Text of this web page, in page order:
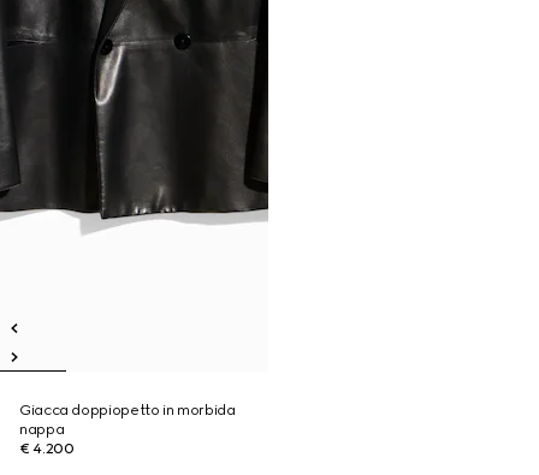
Giacca doppiopetto in morbida
nappa
€ 4.200